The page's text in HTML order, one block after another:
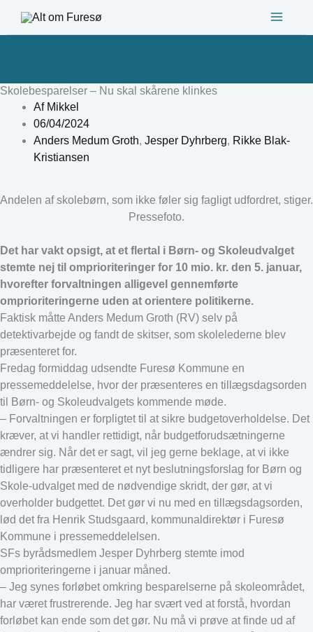
Skolebesparelser – Nu skal skårene klinkes
AfMikkel
06/04/2024
Anders Medum Groth, Jesper Dyhrberg, Rikke Blak-
Kristiansen
Andelen af skolebørn, som ikke føler sig fagligt udfordret, stiger.
Pressefoto.
Det har vakt opsigt, at et flertal i Børn- og Skoleudvalget
stemte nej til omprioriteringer for 10 mio. kr. den 5. januar,
hvorefter forvaltningen alligevel gennemførte
omprioriteringerne uden at orientere politikerne.
Faktisk måtte Anders Medum Groth (RV) selv på
detektivarbejde og fandt de skitser, som skolelederne blev
præsenteret for.
Fredag formiddag udsendte Furesø Kommune en
pressemeddelelse, hvor der præsenteres en tillægsdagsorden
til Børn- og Skoleudvalgets kommende møde.
– Forvaltningen er forpligtet til at sikre budgetoverholdelse. Det
kræver, at vi handler rettidigt, når budgetforudsætningerne
ændrer sig. Når det er sagt, vil jeg gerne beklage, at vi ikke
tidligere har præsenteret et nyt beslutningsforslag for Børn og
Skole-udvalget med de nødvendige skridt, der gør, at vi
overholder budgettet. Det gør vi nu med en tillægsdagsorden,
lød det fra Henrik Studsgaard, kommunaldirektør i Furesø
Kommune i pressemeddelelsen.
SFs byrådsmedlem Jesper Dyhrberg stemte imod
omprioriteringerne i januar måned.
– Jeg synes forløbet omkring besparelserne på skoleområdet,
har været frustrerende. Jeg har svært ved at forstå, hvordan
forløbet kan ende som det gør. Nu må vi prøve at finde ud af